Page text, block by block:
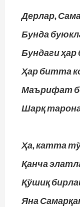
Дерлар,
Бунда
Бундаги
Ҳар битта
Маърифат
Шарқ
Ҳа, катта
Қанча
Қўшиқ
Яна